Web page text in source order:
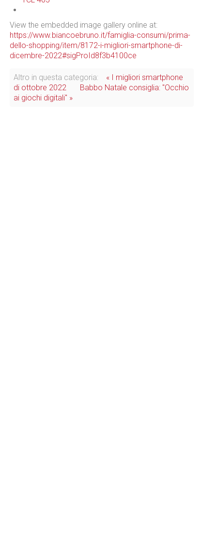
View the embedded image gallery online at:
https://www.biancoebruno.it/famiglia-consumi/prima-
dello-shopping/item/8172-i-migliori-smartphone-di-
dicembre-2022#sigProId8f3b4100ce
Altro in questa categoria:
« I migliori smartphone
di ottobre 2022
Babbo Natale consiglia: "Occhio
ai giochi digitali" »